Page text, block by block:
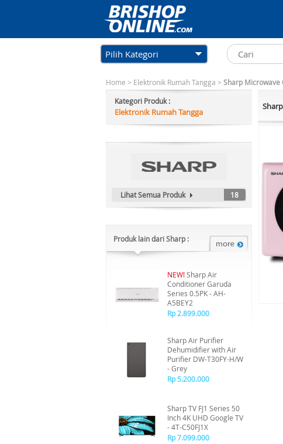
Pilih Kategori
Home > Elektronik Rumah Tangga > Sharp Microwave
Kategori Produk :
Elektronik Rumah Tangga
Lihat Semua Produk 18
Produk lain dari Sharp :
NEW!Sharp Air
Conditioner Garuda
Series 0.5PK - AH-
A5BEY2
Rp 2.899.000
Sharp Air Purifier
Dehumidifier with Air
Purifier DW-T30FY-H/W
- Grey
Rp 5.200.000
Sharp TV FJ1 Series 50
Inch 4K UHD Google TV
- 4T-C50FJ1X
Rp 7.099.000